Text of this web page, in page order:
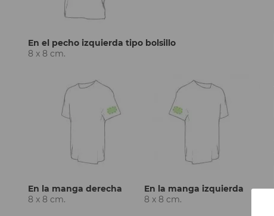
En el pecho izquierda tipo bolsillo
8 x 8 cm.
En la manga derecha
8 x 8 cm.
En la manga izquierda
8 x 8 cm.